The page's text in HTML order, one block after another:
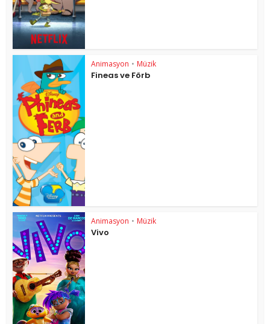
Animasyon • Müzik
Fineas ve Förb
Animasyon • Müzik
Vivo